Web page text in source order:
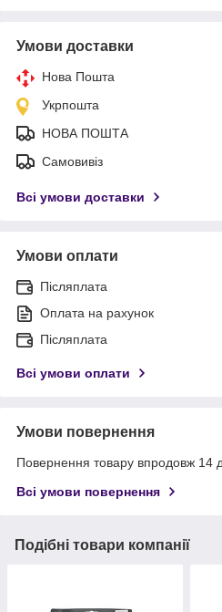
Умови доставки
Нова Пошта
Укрпошта
НОВА ПОШТА
Самовивіз
Всі умови доставки
Умови оплати
Післяплата
Оплата на рахунок
Післяплата
Всі умови оплати
Умови повернення
Повернення товару впродовж 14
Всі умови повернення
Подібні товари компанії